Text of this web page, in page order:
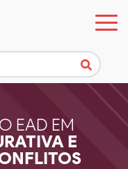
EAD EM
E